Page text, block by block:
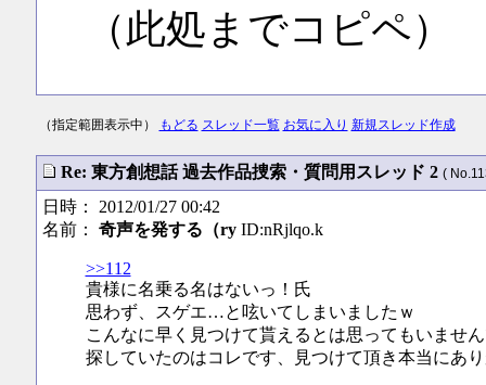
（此処までコピペ）
（指定範囲表示中） もどる スレッド一覧 お気に入り 新規スレッド作成
Re: 東方創想話 過去作品捜索・質問用スレッド 2 (
日時： 2012/01/27 00:42
名前： 奇声を発する（ryID:nRjlqo.k
>>112
貴様に名乗る名はないっ！氏
思わず、スゲエ…と呟いてしまいましたｗ
こんなに早く見つけて貰えるとは思ってもいませ
探していたのはコレです、見つけて頂き本当にあ